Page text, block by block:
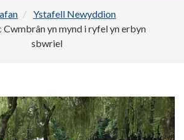
Ystafell Newyddion
Cwmbrân yn mynd i ryfel yn erbyn
sbwriel